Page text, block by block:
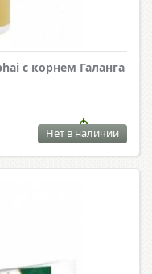
с корнем Галанга
Нет в наличии